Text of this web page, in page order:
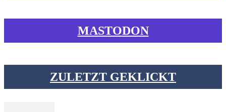
MASTODON
ZULETZT GEKLICKT